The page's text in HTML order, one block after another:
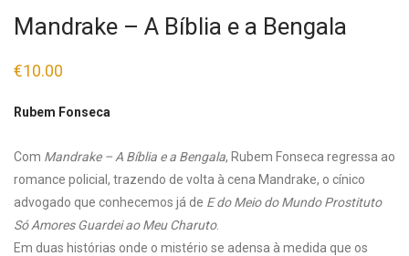
Mandrake – A Bíblia e a Bengala
€10.00
Rubem Fonseca
Com Mandrake – A Bíblia e a Bengala, Rubem Fonseca regressa ao
romance policial, trazendo de volta à cena Mandrake, o cínico
advogado que conhecemos já de E do Meio do Mundo Prostituto
Só Amores Guardei ao Meu Charuto.
Em duas histórias onde o mistério se adensa à medida que os